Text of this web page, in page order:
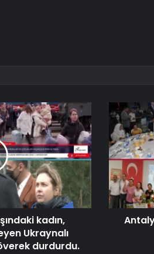
kadın,
Ukraynalı
durdurdu.